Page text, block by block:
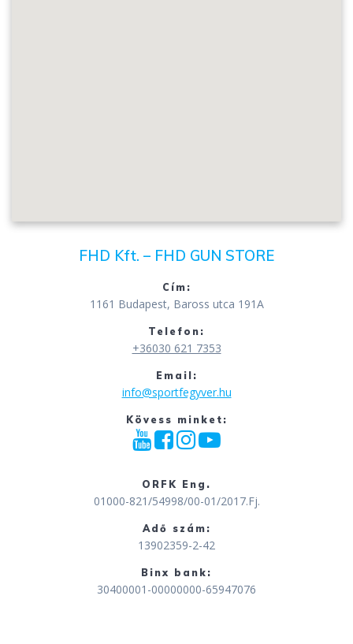
FHD Kft. – FHD GUN STORE
Cím:
1161 Budapest, Baross utca 191A
Telefon:
+36030 621 7353
Email:
info@sportfegyver.hu
Kövess minket:
ORFK Eng.
01000-821/54998/00-01/2017.Fj.
Adő szám:
13902359-2-42
Binx bank:
30400001-00000000-65947076